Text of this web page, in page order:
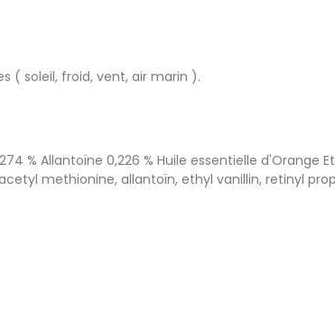
( soleil, froid, vent, air marin ).
% Allantoïne 0,226 % Huile essentielle
methionine, allantoïn, ethyl vanillin, retinyl